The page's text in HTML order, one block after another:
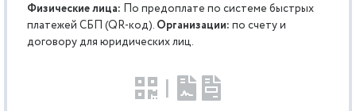
Физические лица: По предоплате по системе быстрых
платежей СБП (QR-код). Организации: по счету и
договору для юридических лиц.
|